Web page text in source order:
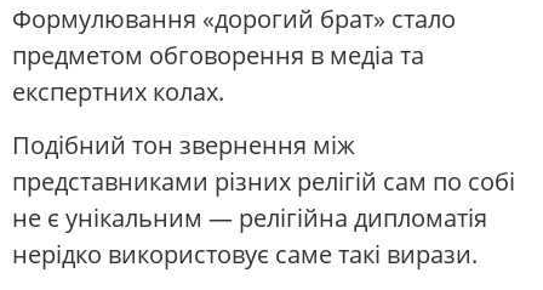
Формулювання «дорогий брат» стало
предметом обговорення в медіа та
експертних колах.
Подібний тон звернення між
представниками різних релігій сам по собі
не є унікальним — релігійна дипломатія
нерідко використовує саме такі вирази.